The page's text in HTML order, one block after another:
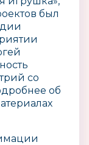
был
со
об